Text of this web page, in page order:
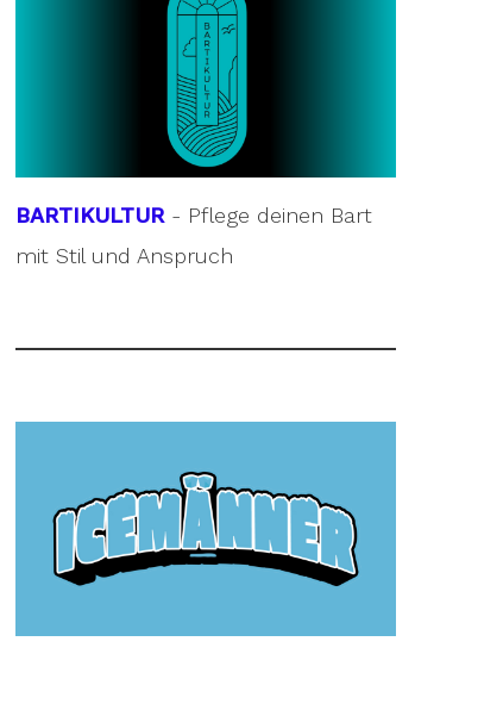
BARTIKULTUR- Pflege deinen Bart
mit Stil und Anspruch